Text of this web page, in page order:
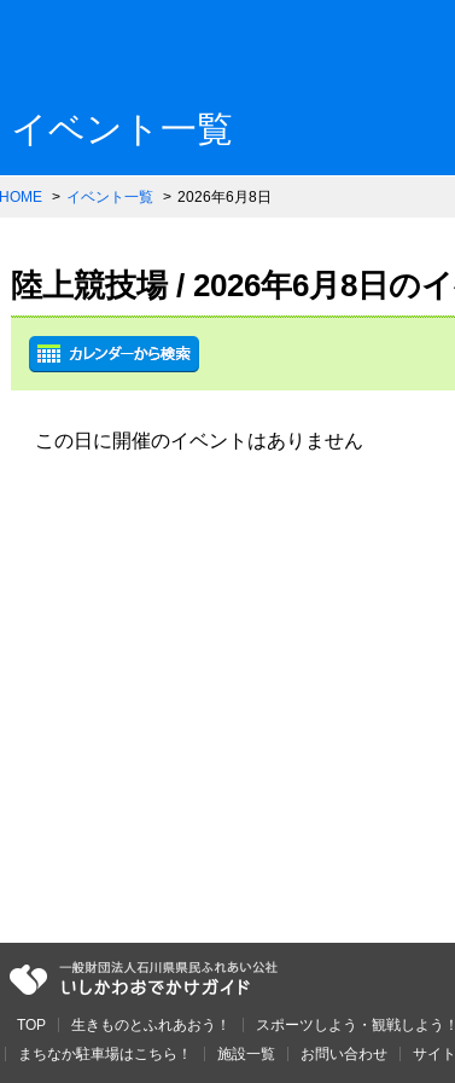
一般財団法人石川県県
イベント一覧
HOME イベント一覧 2026年6月8日
陸上競技場 / 2026年6月8日の
この日に開催のイベントはありません
TOP 生きものとふれあおう！ スポーツしよう・観戦しよう！
まちなか駐車場はこちら！
施設一覧 お問い合わせ サイ